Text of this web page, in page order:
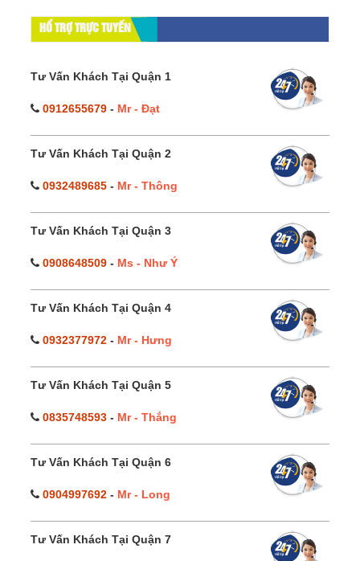
HỔ TRỢ TRỰC TUYẾN
Tư Vấn Khách Tại Quận 1
0912655679 - Mr - Đạt
Tư Vấn Khách Tại Quận 2
0932489685 - Mr - Thông
Tư Vấn Khách Tại Quận 3
0908648509 - Ms - Như Ý
Tư Vấn Khách Tại Quận 4
0932377972 - Mr - Hưng
Tư Vấn Khách Tại Quận 5
0835748593 - Mr - Thắng
Tư Vấn Khách Tại Quận 6
0904997692 - Mr - Long
Tư Vấn Khách Tại Quận 7